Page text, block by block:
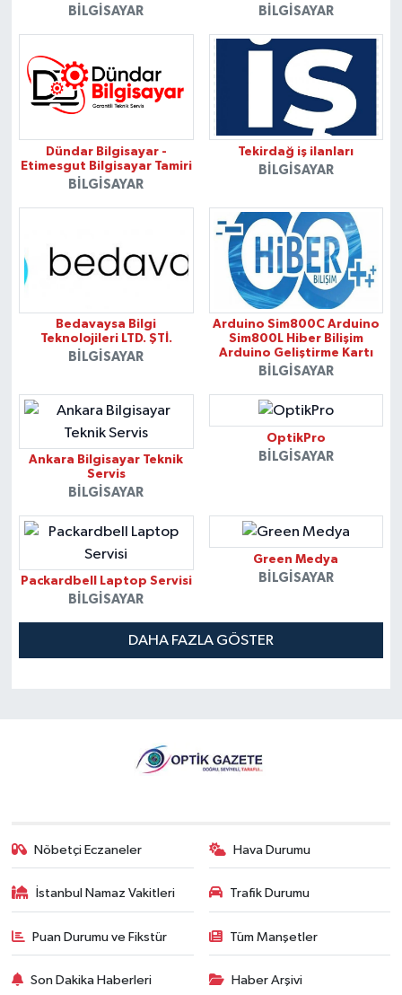
BILGISAYAR BILGISAYAR
Dündar Bilgisayar -
Etimesgut Bilgisayar Tamiri
BILGISAYAR
Tekirdağ iş ilanları
BILGISAYAR
Bedavaysa Bilgi
Teknolojileri LTD. ŞTİ.
BILGISAYAR
Arduino Sim800C Arduino
Sim800L Hiber Bilişim
Arduino Geliştirme Kartı
BILGISAYAR
Ankara Bilgisayar Teknik
Servis
BILGISAYAR
OptikPro
BILGISAYAR
Packardbell Laptop Servisi
BILGISAYAR
Green Medya
BILGISAYAR
DAHA FAZLA GÖSTER
Nöbetçi Eczaneler Hava Durumu
İstanbul Namaz Vakitleri Trafik Durumu
Puan Durumu ve Fikstür Tüm Manşetler
Son Dakika Haberleri Haber Arşivi